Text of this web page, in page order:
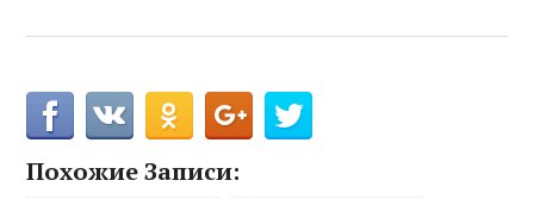
Похожие Записи: